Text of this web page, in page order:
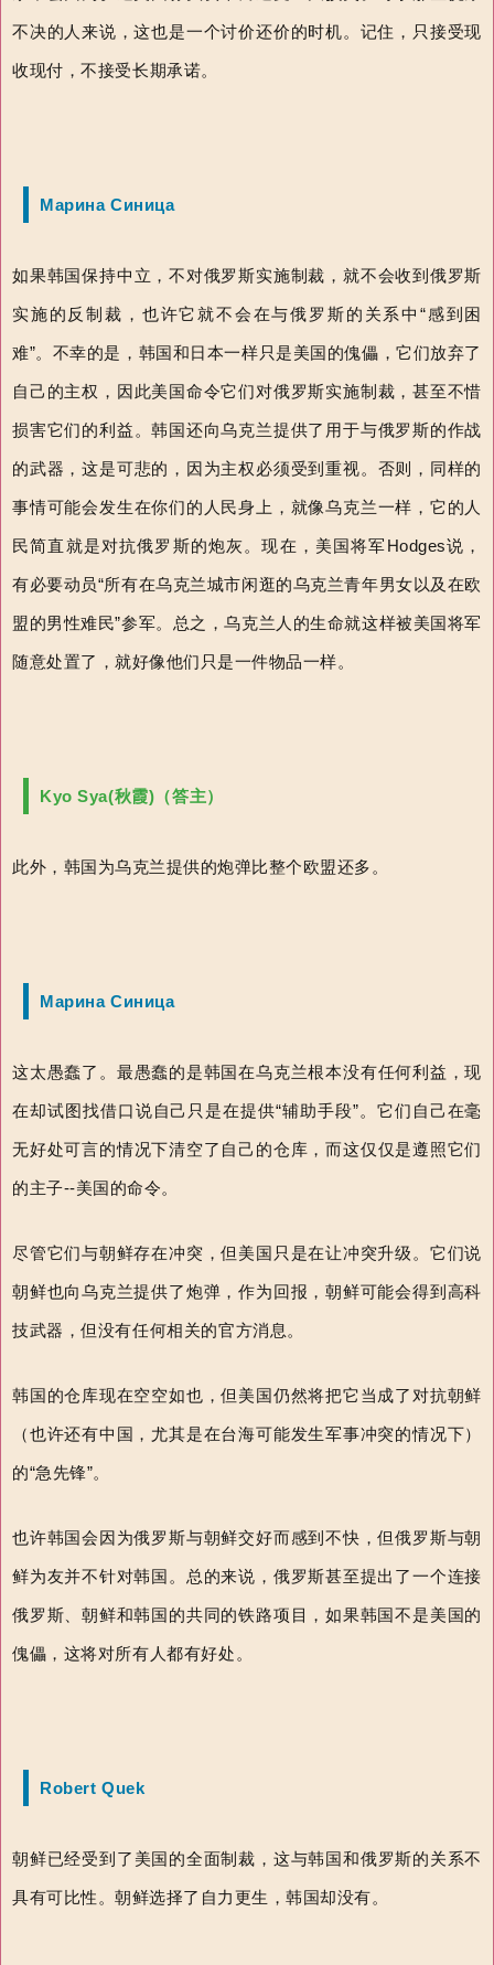
不决的人来说，这也是一个讨价还价的时机。记住，只接受现
收现付，不接受长期承诺。
Марина Синица
如果韩国保持中立，不对俄罗斯实施制裁，就不会收到俄罗斯
实施的反制裁，也许它就不会在与俄罗斯的关系中“感到困
难”。不幸的是，韩国和日本一样只是美国的傀儡，它们放弃了
自己的主权，因此美国命令它们对俄罗斯实施制裁，甚至不惜
损害它们的利益。韩国还向乌克兰提供了用于与俄罗斯的作战
的武器，这是可悲的，因为主权必须受到重视。否则，同样的
事情可能会发生在你们的人民身上，就像乌克兰一样，它的人
民简直就是对抗俄罗斯的炮灰。现在，美国将军Hodges说，
有必要动员“所有在乌克兰城市闲逛的乌克兰青年男女以及在欧
盟的男性难民”参军。总之，乌克兰人的生命就这样被美国将军
随意处置了，就好像他们只是一件物品一样。
Kyo Syа(秋霞)（答主）
此外，韩国为乌克兰提供的炮弹比整个欧盟还多。
Марина Синица
这太愚蠢了。最愚蠢的是韩国在乌克兰根本没有任何利益，现
在却试图找借口说自己只是在提供“辅助手段”。它们自己在毫
无好处可言的情况下清空了自己的仓库，而这仅仅是遵照它们
的主子--美国的命令。
尽管它们与朝鲜存在冲突，但美国只是在让冲突升级。它们说
朝鲜也向乌克兰提供了炮弹，作为回报，朝鲜可能会得到高科
技武器，但没有任何相关的官方消息。
韩国的仓库现在空空如也，但美国仍然将把它当成了对抗朝鲜
（也许还有中国，尤其是在台海可能发生军事冲突的情况下）
的“急先锋”。
也许韩国会因为俄罗斯与朝鲜交好而感到不快，但俄罗斯与朝
鲜为友并不针对韩国。总的来说，俄罗斯甚至提出了一个连接
俄罗斯、朝鲜和韩国的共同的铁路项目，如果韩国不是美国的
傀儡，这将对所有人都有好处。
Robert Quek
朝鲜已经受到了美国的全面制裁，这与韩国和俄罗斯的关系不
具有可比性。朝鲜选择了自力更生，韩国却没有。